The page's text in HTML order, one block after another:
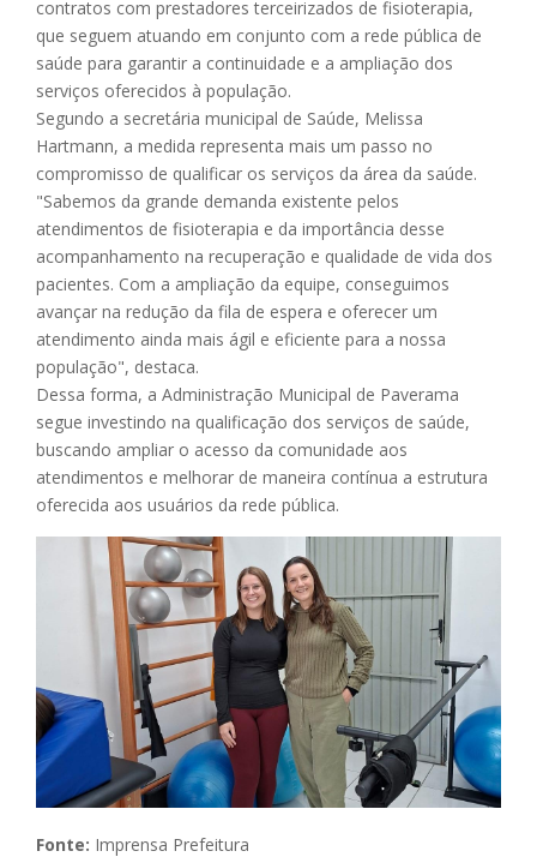
contratos com prestadores terceirizados de fisioterapia,
que seguem atuando em conjunto com a rede pública de
saúde para garantir a continuidade e a ampliação dos
serviços oferecidos à população.
Segundo a secretária municipal de Saúde, Melissa
Hartmann, a medida representa mais um passo no
compromisso de qualificar os serviços da área da saúde.
"Sabemos da grande demanda existente pelos
atendimentos de fisioterapia e da importância desse
acompanhamento na recuperação e qualidade de vida dos
pacientes. Com a ampliação da equipe, conseguimos
avançar na redução da fila de espera e oferecer um
atendimento ainda mais ágil e eficiente para a nossa
população", destaca.
Dessa forma, a Administração Municipal de Paverama
segue investindo na qualificação dos serviços de saúde,
buscando ampliar o acesso da comunidade aos
atendimentos e melhorar de maneira contínua a estrutura
oferecida aos usuários da rede pública.
Fonte: Imprensa Prefeitura